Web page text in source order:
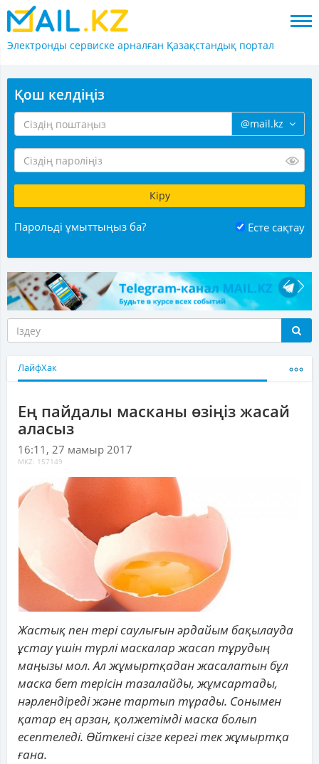
Электронды сервиске арналған Қазақстандық портал
Қош келдіңіз
@mail.kz
Парольді ұмыттыңыз ба? Есте сақтау
ЛайфХак
Ең пайдалы масканы өзіңіз жасай
аласыз
16:11, 27 мамыр 2017
MKZ: 157149
Жастық пен тері саулығын әрдайым бақылауда
ұстау үшін түрлі маскалар жасап тұрудың
маңызы мол. Ал жұмыртқадан жасалатын бұл
маска бет терісін тазалайды, жұмсартады,
нәрлендіреді және тартып тұрады. Сонымен
қатар ең арзан, қолжетімді маска болып
есептеледі. Өйткені сізге керегі тек жұмыртқа
ғана.